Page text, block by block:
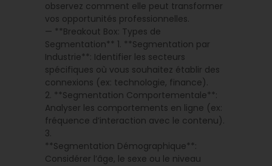
observez comment elle peut transformer
vos opportunités professionnelles.
— **Breakout Box: Types de
Segmentation** 1. **Segmentation par
Industrie**: Identifier les secteurs
spécifiques où vous souhaitez établir des
connexions (ex: technologie, finance).
2. **Segmentation Comportementale**:
Analyser les comportements en ligne (ex:
fréquence d’interaction avec le contenu).
3.
**Segmentation Démographique**:
Considérer l’âge, le sexe ou le niveau